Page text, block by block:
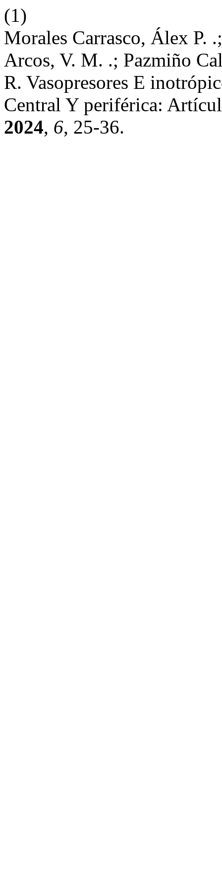
(1)
Morales Carrasco, Álex P.
Arcos, V. M. .; Pazmiño
R. Vasopresores E
Central Y periférica:
2024, 6, 25-36.